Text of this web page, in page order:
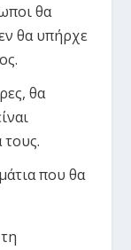
θα
θα υπήρχε
θα
τους.
που θα